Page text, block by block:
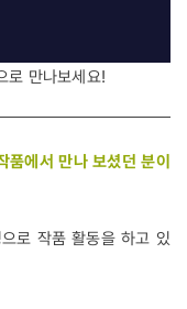
로 만나보세요!
품에서 만나 보셨던 분이
로 작품 활동을 하고 있